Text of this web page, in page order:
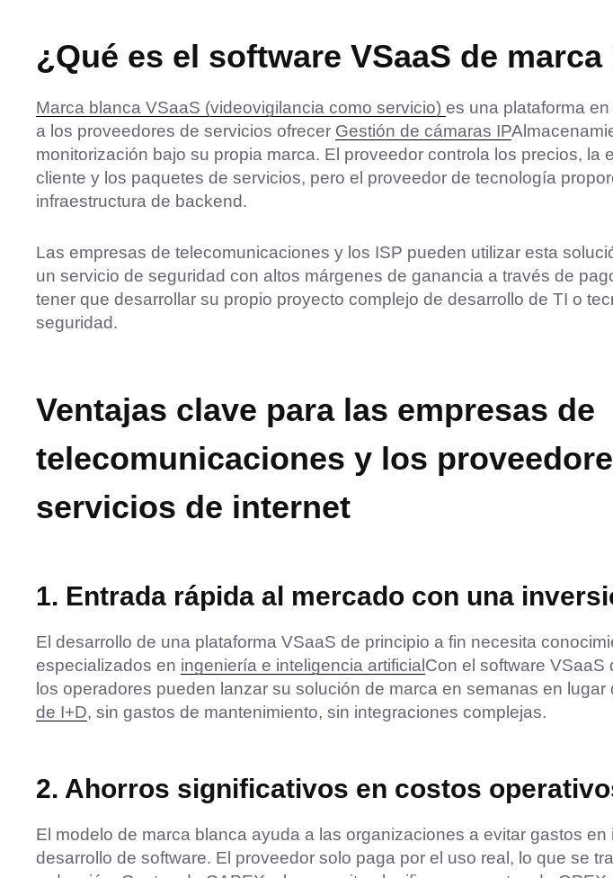
¿Qué es el software VSaaS de
Marca blanca VSaaS (videovigilancia como servicio) es una plataforma
a los proveedores de servicios ofrecer Gestión de cámaras IP
monitorización bajo su propia marca. El proveedor controla los precios, la
cliente y los paquetes de servicios, pero el proveedor de tecnología
infraestructura de backend.
Las empresas de telecomunicaciones y los ISP pueden utilizar esta
un servicio de seguridad con altos márgenes de ganancia a través de
tener que desarrollar su propio proyecto complejo de desarrollo de TI o
seguridad.
Ventajas clave para las empresas de
telecomunicaciones y los
servicios de internet
1. Entrada rápida al mercado con una
El desarrollo de una plataforma VSaaS de principio a fin necesita
especializados en ingeniería e inteligencia artificialCon el software VSaaS
los operadores pueden lanzar su solución de marca en semanas en lugar
de I+D, sin gastos de mantenimiento, sin integraciones complejas.
2. Ahorros significativos en costos
El modelo de marca blanca ayuda a las organizaciones a evitar gastos en
desarrollo de software. El proveedor solo paga por el uso real, lo que se